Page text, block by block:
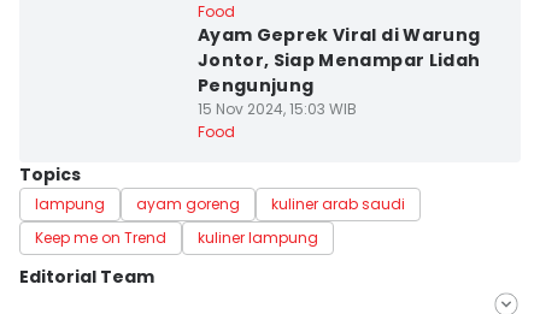
Food
Ayam Geprek Viral di Warung
Jontor, Siap Menampar Lidah
Pengunjung
15 Nov 2024, 15:03 WIB
Food
Topics
lampung ayam goreng
kuliner arab saudi
Keep me on Trend
kuliner lampung
Editorial Team